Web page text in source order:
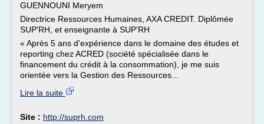
GUENNOUNI Meryem
Directrice Ressources Humaines, AXA CREDIT. Diplômée
SUP'RH, et enseignante à SUP'RH
« Après 5 ans d'expérience dans le domaine des études et
reporting chez ACRED (société spécialisée dans le
financement du crédit à la consommation), je me suis
orientée vers la Gestion des Ressources...
Lire la suite
Site : http://suprh.com